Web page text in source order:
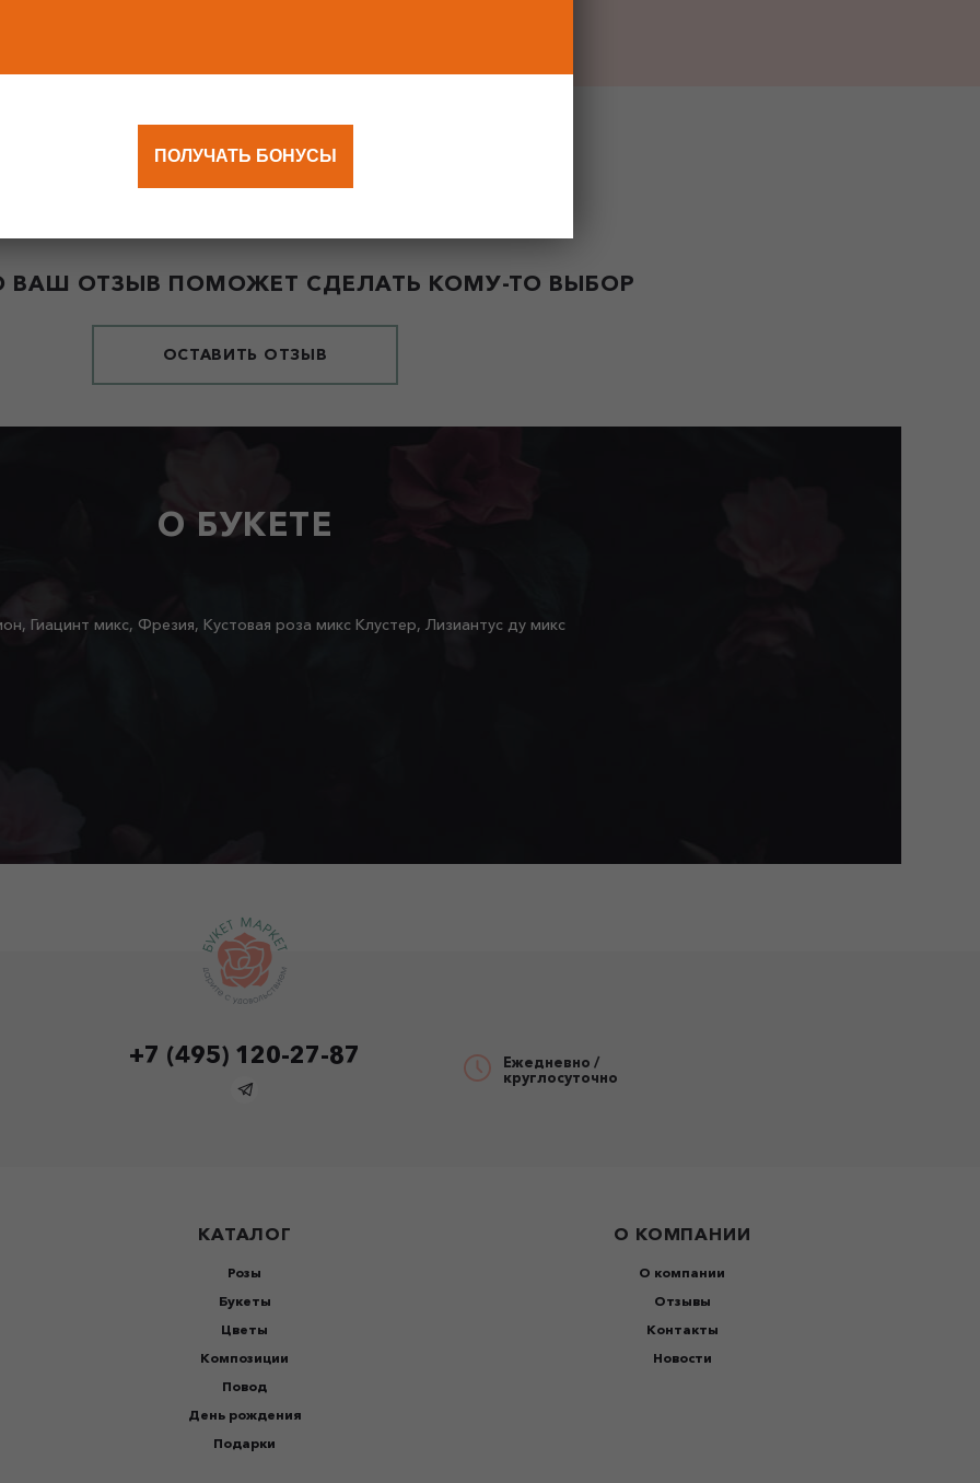
ОТЗЫВ ПОМОЖЕТ СДЕЛАТЬ КОМУ-ТО ВЫБОР
ОСТАВИТЬ ОТЗЫВ
О БУКЕТЕ
Гиацинт микс, Фрезия, Кустовая роза микс Клустер, Лизиантус ду микс
+7 (495) 120-27-87
Ежедневно /
круглосуточно
КАТАЛОГ
Розы
Букеты
Цветы
Композиции
Повод
День рождения
Подарки
О КОМПАНИИ
О компании
Отзывы
Контакты
Новости
ПОЛУЧАТЬ БОНУСЫ